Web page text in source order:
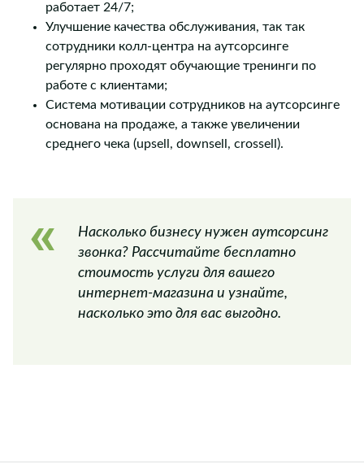
работает 24/7;
Улучшение качества обслуживания, так так
сотрудники колл-центра на аутсорсинге
регулярно проходят обучающие тренинги по
работе с клиентами;
Система мотивации сотрудников на аутсорсинге
основана на продаже, а также увеличении
среднего чека (upsell, downsell, crossell).
Насколько бизнесу нужен аутсорсинг
звонка? Рассчитайте бесплатно
стоимость услуги для вашего
интернет-магазина и узнайте,
насколько это для вас выгодно.